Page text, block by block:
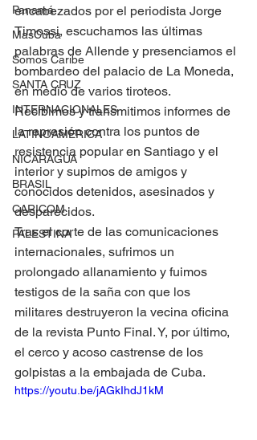
Panamá
MasCuba
Somos Caribe
SANTA CRUZ
INTERNACIONALES
LATINOAMERICA
NICARAGUA
BRASIL
CARICOM
PALESTINA
encabezados por el periodista Jorge
Timossi, escuchamos las últimas
palabras de Allende y presenciamos el
bombardeo del palacio de La Moneda,
en medio de varios tiroteos.
Recibimos y transmitimos informes de
la represión contra los puntos de
resistencia popular en Santiago y el
interior y supimos de amigos y
conocidos detenidos, asesinados y
desparecidos.
Tras el corte de las comunicaciones
internacionales, sufrimos un
prolongado allanamiento y fuimos
testigos de la saña con que los
militares destruyeron la vecina oficina
de la revista Punto Final. Y, por último,
el cerco y acoso castrense de los
golpistas a la embajada de Cuba.
https://youtu.be/jAGkIhdJ1kM